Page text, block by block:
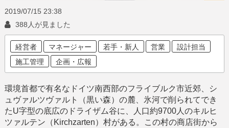
2019/07/15 23:38
388人が見ました
経営者 マネージャー 若手・新人 営業
設計担当
施工管理
企画・広報
環境首都で有名なドイツ南西部のフライブルク市近郊、シ
ュヴァルツヴァルト（黒い森）の麓、氷河で削られてでき
たU字型の底広のドライザム谷に、人口約9700人のキルヒ
ツァルテン（Kirchzarten）村がある。この村の商店街から